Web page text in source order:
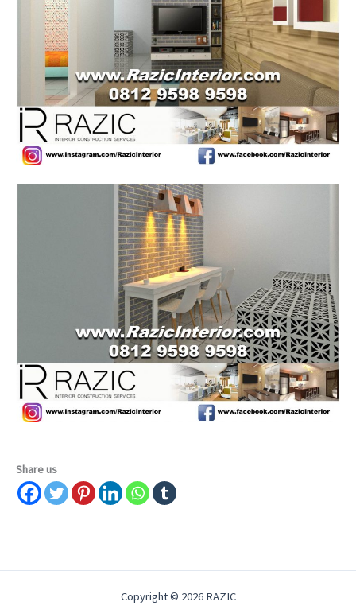
Share us
Copyright © 2026 RAZIC